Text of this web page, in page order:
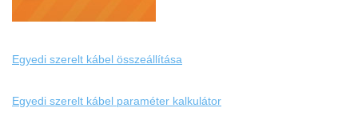
Egyedi szerelt kábel összeállítása
Egyedi szerelt kábel paraméter kalkulátor